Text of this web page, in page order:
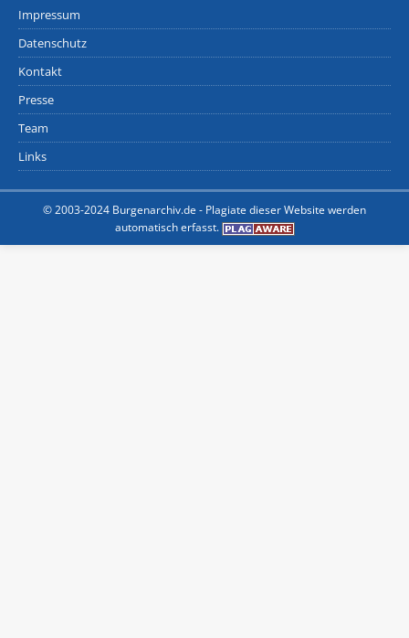
Impressum
Datenschutz
Kontakt
Presse
Team
Links
© 2003-2024 Burgenarchiv.de - Plagiate dieser Website werden
automatisch erfasst.